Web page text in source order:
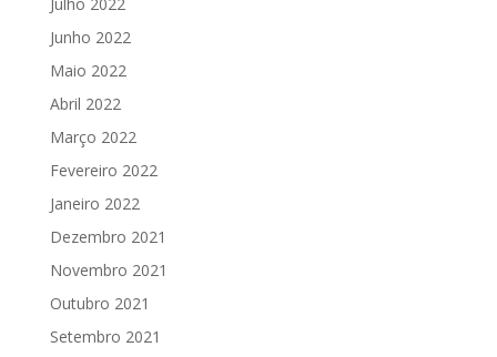
Junho 2022
Maio 2022
Abril 2022
Março 2022
Fevereiro 2022
Janeiro 2022
Dezembro 2021
Novembro 2021
Outubro 2021
Setembro 2021